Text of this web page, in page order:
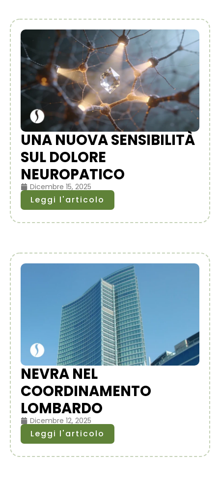
UNA NUOVA SENSIBILITÀ
SUL DOLORE
NEUROPATICO
Dicembre 15, 2025
Leggi l'articolo
NEVRA NEL
COORDINAMENTO
LOMBARDO
Dicembre 12, 2025
Leggi l'articolo